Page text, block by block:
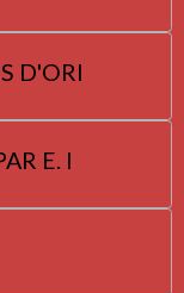
D'ORI
E. I